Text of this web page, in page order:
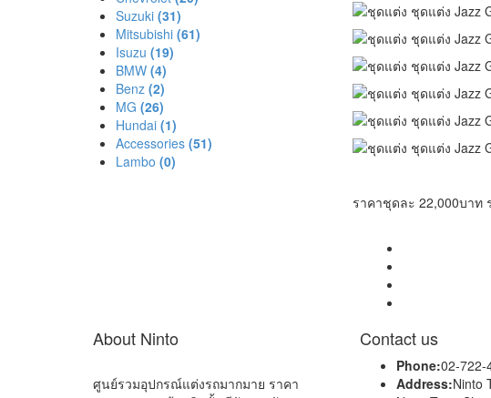
ราคาชุดละ 22,000บาท
Suzuki (31)
Mitsubishi (61)
Isuzu (19)
BMW (4)
Benz (2)
MG (26)
Hundai (1)
Accessories (51)
Lambo (0)
About Ninto
ศูนย์รวมอุปกรณ์แต่งรถมากมาย ราคา
Contact us
Phone:02-722-
Address:Ninto